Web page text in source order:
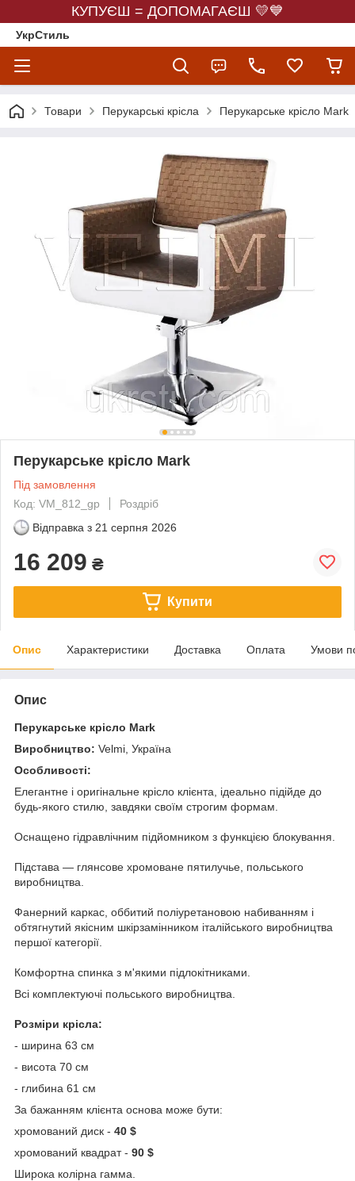
КУПУЄШ = ДОПОМАГАЄШ 💛💙
УкрСтиль
Товари Перукарські крісла Перукарське крісло Mark
Перукарське крісло Mark
Під замовлення
Код: VM_812_gp
Роздріб
Відправка з 21 серпня 2026
16 209 ₴
Купити
Опис Характеристики Доставка Оплата Умови
Опис
Перукарське крісло Mark
Виробництво: Velmi, Україна
Особливості:
Елегантне і оригінальне крісло клієнта, ідеально підійде до
будь-якого стилю, завдяки своїм строгим формам.
Оснащено гідравлічним підйомником з функцією блокування.
Підстава ― глянсове хромоване пятилучье, польського
виробництва.
Фанерний каркас, оббитий поліуретановою набиванням і
обтягнутий якісним шкірзамінником італійського виробництва
першої категорії.
Комфортна спинка з м'якими підлокітниками.
Всі комплектуючі польського виробництва.
Розміри крісла:
- ширина 63 см
- висота 70 см
- глибина 61 см
За бажанням клієнта основа може бути:
хромований диск - 40 $
хромований квадрат - 90 $
Широка колірна гамма.